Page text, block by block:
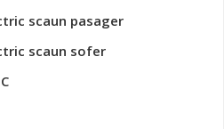
scaun pasager
scaun sofer